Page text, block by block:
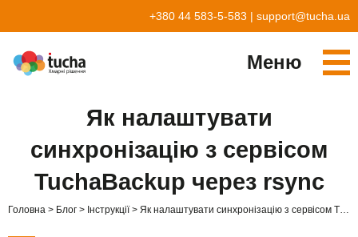
+380 44 583-5-583 | support@tucha.ua
Меню
TuchaFlex+
TuchaBit+
Бухгалтерія у хмарі
Хмари для e-commerce
Партнерство
Стати партнером
Відгуки
Як налаштувати
синхронізацію з сервісом
TuchaBackup через rsync
Головна Блог Інструкції Як налаштувати синхронізацію з сервісом TuchaBackup через rsync